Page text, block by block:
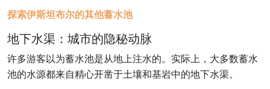
探索伊斯坦布尔的其他蓄水池
地下水渠：城市的隐秘动脉
许多游客以为蓄水池是从地上注水的。实际上，大多数蓄水
池的水源都来自精心开凿于土壤和基岩中的地下水渠。